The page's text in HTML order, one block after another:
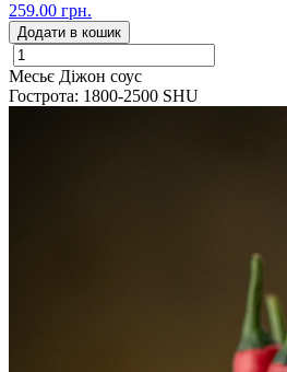
259.00 грн.
Додати в кошик
Месьє Діжон соус
Гострота: 1800-2500 SHU